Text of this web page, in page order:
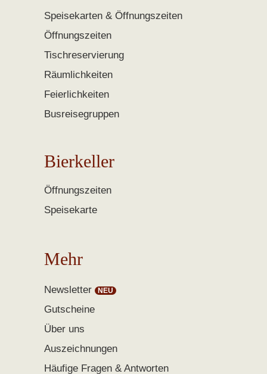
Speisekarten & Öffnungszeiten
Öffnungszeiten
Tischreservierung
Räumlichkeiten
Feierlichkeiten
Busreisegruppen
Bierkeller
Öffnungszeiten
Speisekarte
Mehr
Newsletter
Gutscheine
Über uns
Auszeichnungen
Häufige Fragen & Antworten